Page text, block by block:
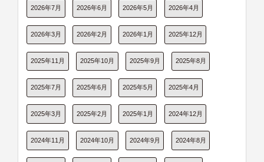
2026年7月 2026年6月 2026年5月 2026年4月
2026年3月 2026年2月 2026年1月 2025年12月
2025年11月 2025年10月 2025年9月 2025年8月
2025年7月 2025年6月 2025年5月 2025年4月
2025年3月 2025年2月 2025年1月 2024年12月
2024年11月 2024年10月 2024年9月 2024年8月